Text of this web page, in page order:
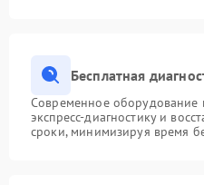
Бесплатная
Современное оборудование
экспресс-диагностику и
сроки, минимизируя время